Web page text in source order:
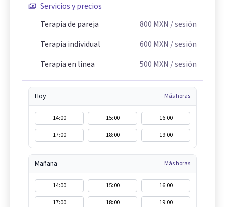
Servicios y precios
Terapia de pareja
800 MXN / sesión
Terapia individual
600 MXN / sesión
Terapia en linea
500 MXN / sesión
Hoy Más horas
14:00 15:00
16:00
17:00
18:00 19:00
Mañana Más horas
14:00 15:00
16:00
17:00
18:00 19:00